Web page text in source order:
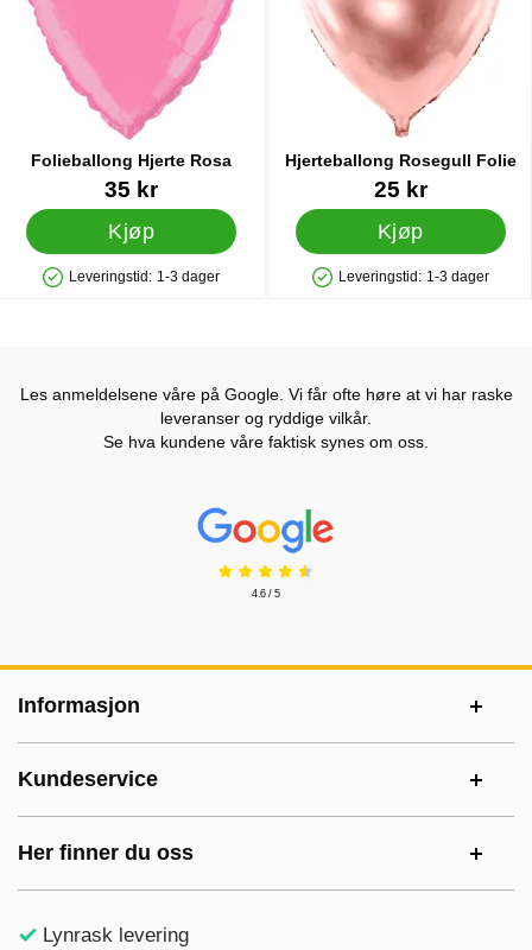
Folieballong Hjerte Rosa
Varenummer 5751
35 kr
Kjøp
Produkttilgjengelighet: På lager
Leveringstid: 1-3 dager
Hjerteballong Rosegull Folie
Varenummer 21589
25 kr
Kjøp
Produkttilgjengelighet: På lager
Leveringstid: 1-3 dager
Les anmeldelsene våre på Google. Vi får ofte høre at vi har raske
leveranser og ryddige vilkår.
Se hva kundene våre faktisk synes om oss.
Prisjakt Vurdering: 4.6 Stjerne
4.6 / 5
Informasjon
Kundeservice
Her finner du oss
Lynrask levering